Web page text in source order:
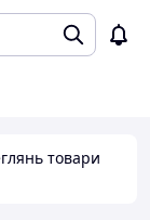
товари